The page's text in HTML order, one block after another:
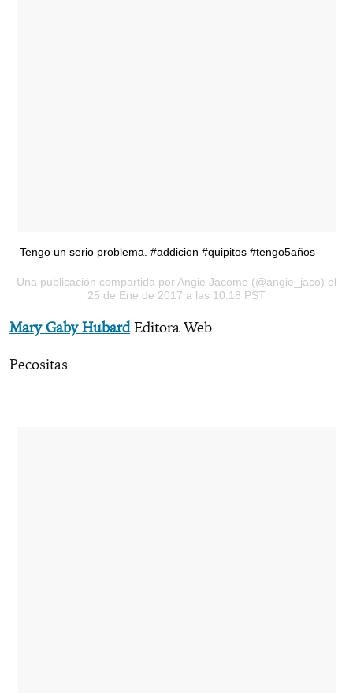
Tengo un serio problema. #addicion #quipitos #tengo5años
Una publicación compartida por Angie Jacome (@angie_jaco) el
25 de Ene de 2017 a las 10:18 PST
Mary Gaby HubardEditora Web
Pecositas